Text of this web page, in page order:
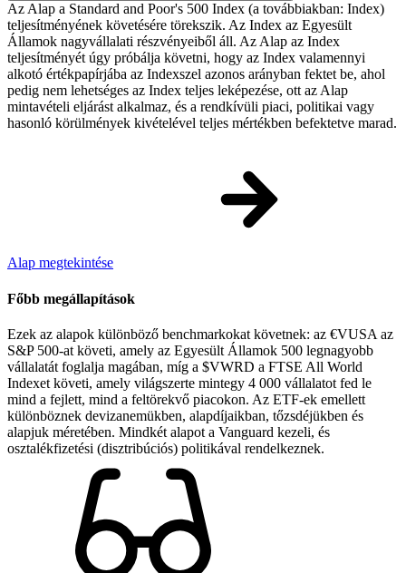
Az Alap a Standard and Poor's 500 Index (a továbbiakban: Index)
teljesítményének követésére törekszik. Az Index az Egyesült
Államok nagyvállalati részvényeiből áll. Az Alap az Index
teljesítményét úgy próbálja követni, hogy az Index valamennyi
alkotó értékpapírjába az Indexszel azonos arányban fektet be, ahol
pedig nem lehetséges az Index teljes leképezése, ott az Alap
mintavételi eljárást alkalmaz, és a rendkívüli piaci, politikai vagy
hasonló körülmények kivételével teljes mértékben befektetve marad.
Alap megtekintése
Főbb megállapítások
Ezek az alapok különböző benchmarkokat követnek: az €VUSA az
S&P 500-at követi, amely az Egyesült Államok 500 legnagyobb
vállalatát foglalja magában, míg a $VWRD a FTSE All World
Indexet követi, amely világszerte mintegy 4 000 vállalatot fed le
mind a fejlett, mind a feltörekvő piacokon. Az ETF-ek emellett
különböznek devizanemükben, alapdíjaikban, tőzsdéjükben és
alapjuk méretében. Mindkét alapot a Vanguard kezeli, és
osztalékfizetési (disztribúciós) politikával rendelkeznek.